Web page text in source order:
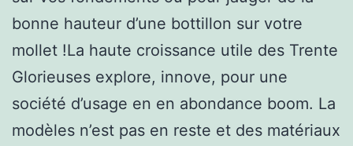
bonne hauteur d’une bottillon sur votre
mollet !La haute croissance utile des Trente
Glorieuses explore, innove, pour une
société d’usage en en abondance boom. La
modèles n’est pas en reste et des matériaux